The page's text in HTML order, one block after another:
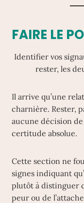
FAIRE LE
Identifier vos
rester, les
Il arrive qu’une
charnière. Rester,
aucune décision de
certitude absolue.
Cette section ne
signes indiquant
plutôt à distinguer
peur ou de